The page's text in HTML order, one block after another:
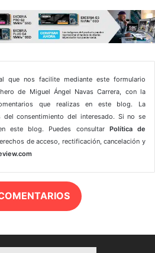
que nos facilite mediante este formulario
de Miguel Ángel Navas Carrera, con la
que realizas en este blog. La
consentimiento del interesado. Si no se
este blog. Puedes consultar Política de
de acceso, rectificación, cancelación y